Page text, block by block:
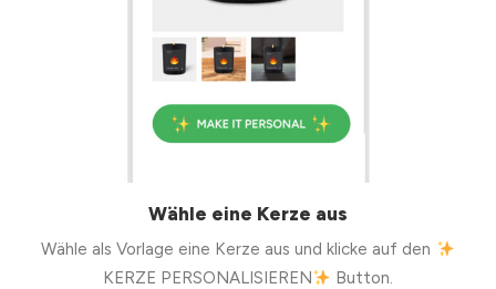
Wähle eine Kerze aus
Wähle als Vorlage eine Kerze aus und klicke auf den
KERZE PERSONALISIEREN
Button.